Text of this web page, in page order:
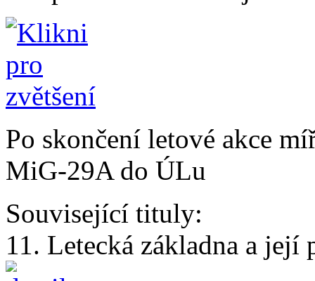
Po skončení letové akce
MiG-29A do ÚLu
Související tituly:
11. Letecká základna a její